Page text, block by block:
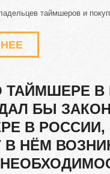
таймшеров и
ТАЙМШЕРЕ В
БЫ ЗАКОН
В РОССИИ,
В НЁМ